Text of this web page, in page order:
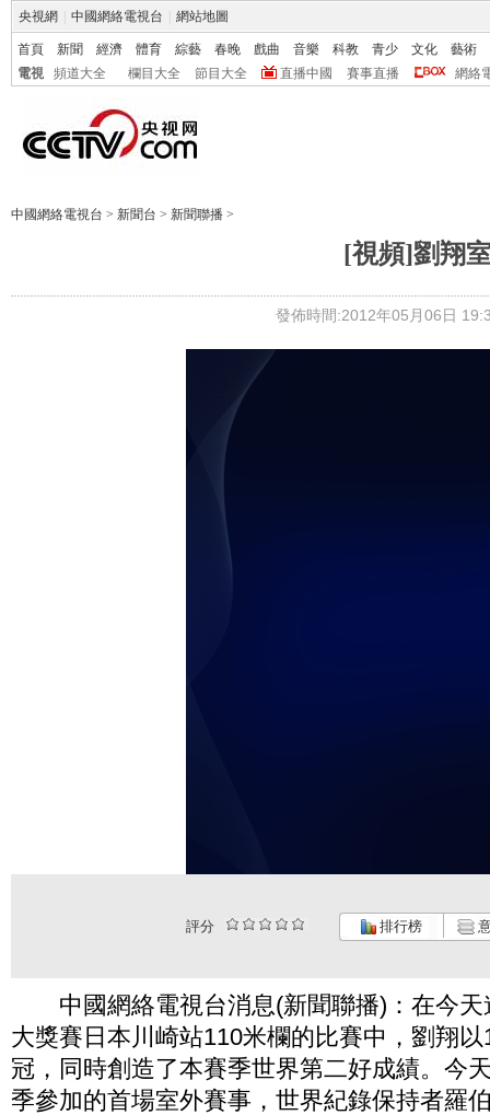
央視網 中國網絡電視台 網站地圖
首頁 新聞 經濟 體育 綜藝 春晚 戲曲 音樂 科教 青少 文化
藝術
電視
頻道大全 欄目大全 節目大全 直播中國 賽事直播 網絡
中國網絡電視台 > 新聞台 > 新聞聯播 >
[視頻]劉翔
發佈時間:2012年05月06日
評分 排行榜
中國網絡電視台消息(新聞聯播)：在今天
大獎賽日本川崎站110米欄的比賽中，劉翔
冠，同時創造了本賽季世界第二好成績。今
季參加的首場室外賽事，世界紀錄保持者羅